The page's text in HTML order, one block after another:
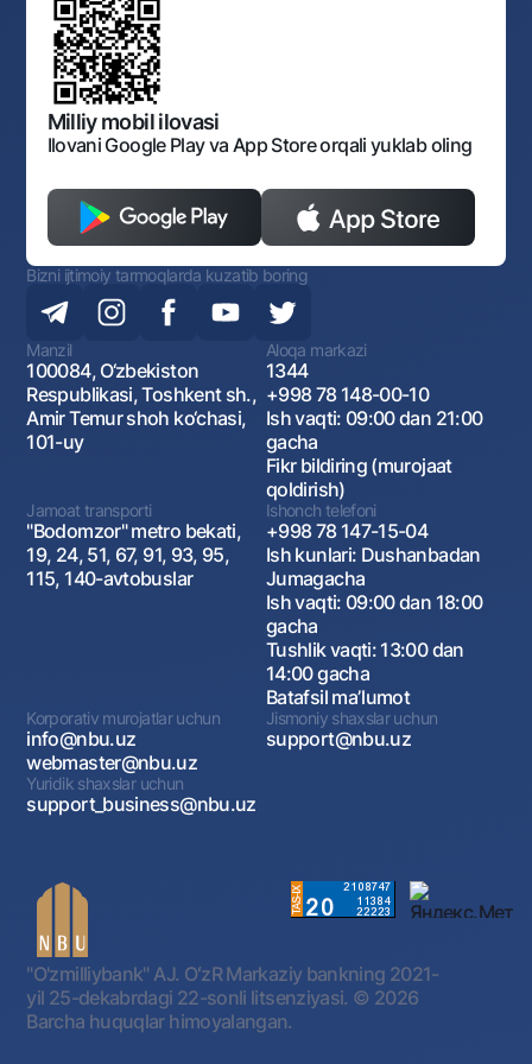
Sayt haritasi
O‘zbekiston Tasviriy san’at galereyasi
Normativ huquqiy hujjatlar
O'zbekiston Respublikasi Tashqi Iqtisodiy Faoliyat Milliy
Bankining ish tartibi va rejimi
Ochiq ma'lumotlar
Monopoliyaga qarshi komplaens
Milliy mobil ilovasi
Ilovani Google Play va App Store orqali yuklab oling
Bizni ijtimoiy tarmoqlarda kuzatib boring
Manzil
100084, O‘zbekiston
Respublikasi, Toshkent sh.,
Amir Temur shoh ko‘chasi,
101-uy
Aloqa markazi
1344
+998 78 148-00-10
Ish vaqti: 09:00 dan 21:00
gacha
Fikr bildiring (murojaat
qoldirish)
Jamoat transporti
"Bodomzor" metro bekati,
19, 24, 51, 67, 91, 93, 95,
115, 140-avtobuslar
Ishonch telefoni
+998 78 147-15-04
Ish kunlari: Dushanbadan
Jumagacha
Ish vaqti: 09:00 dan 18:00
gacha
Tushlik vaqti: 13:00 dan
14:00 gacha
Batafsil maʼlumot
Korporativ murojatlar uchun
info@nbu.uz
webmaster@nbu.uz
Jismoniy shaxslar uchun
support@nbu.uz
Yuridik shaxslar uchun
support_business@nbu.uz
"O'zmilliybank" AJ. OʻzR Markaziy bankning 2021-
yil 25-dekabrdagi 22-sonli litsenziyasi. © 2026
Barcha huquqlar himoyalangan.